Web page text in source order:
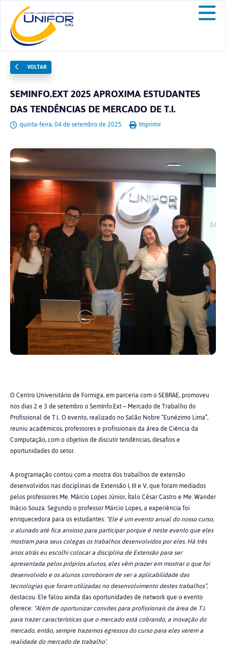
VOLTAR
SEMINFO.EXT 2025 APROXIMA ESTUDANTES
DAS TENDÊNCIAS DE MERCADO DE T.I.
quinta-feira, 04 de setembro de 2025. Imprimir
O Centro Universitário de Formiga, em parceria com o SEBRAE, promoveu
nos dias 2 e 3 de setembro o SemInfo.Ext – Mercado de Trabalho do
Profissional de T.I.. O evento, realizado no Salão Nobre “Eunézimo Lima”,
reuniu acadêmicos, professores e profissionais da área de Ciência da
Computação, com o objetivo de discutir tendências, desafios e
oportunidades do setor.
A programação contou com a mostra dos trabalhos de extensão
desenvolvidos nas disciplinas de Extensão I, III e V, que foram mediados
pelos professores Me. Márcio Lopes Júnior, Ítalo César Castro e Me. Wander
Inácio Souza. Segundo o professor Márcio Lopes, a experiência foi
enriquecedora para os estudantes: “Ele é um evento anual do nosso curso,
o alunado até fica ansioso para participar porque é neste evento que eles
mostram para seus colegas os trabalhos desenvolvidos por eles. Há três
anos atrás eu escolhi colocar a disciplina de Extensão para ser
apresentada pelos próprios alunos, eles vêm prazer em mostrar o que foi
desenvolvido e os alunos corroboram de ver a aplicabilidade das
tecnologias que foram utilizadas no desenvolvimento destes trabalhos”,
destacou. Ele falou ainda das oportunidades de network que o evento
oferece: “Além de oportunizar convites para profissionais da área de T.I.
para trazer características que o mercado está cobrando, a inovação do
mercado, então, sempre trazemos egressos do curso para eles verem a
realidade do mercado de trabalho’.